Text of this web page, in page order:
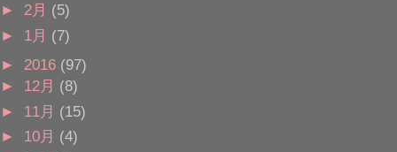
► 2月 (5)
► 1月 (7)
► 2016 (97)
► 12月 (8)
► 11月 (15)
► 10月 (4)